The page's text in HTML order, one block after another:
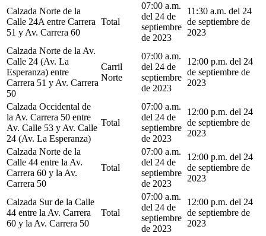
Calzada Norte de la
Calle 24A entre Carrera
51 y Av. Carrera 60
Total
07:00 a.m.
del 24 de
septiembre
de 2023
11:30 a.m. del 24
de septiembre de
2023
Calzada Norte de la Av.
Calle 24 (Av. La
Esperanza) entre
Carrera 51 y Av. Carrera
50
Carril
Norte
07:00 a.m.
del 24 de
septiembre
de 2023
12:00 p.m. del 24
de septiembre de
2023
Calzada Occidental de
la Av. Carrera 50 entre
Av. Calle 53 y Av. Calle
24 (Av. La Esperanza)
Total
07:00 a.m.
del 24 de
septiembre
de 2023
12:00 p.m. del 24
de septiembre de
2023
Calzada Norte de la
Calle 44 entre la Av.
Carrera 60 y la Av.
Carrera 50
Total
07:00 a.m.
del 24 de
septiembre
de 2023
12:00 p.m. del 24
de septiembre de
2023
Calzada Sur de la Calle
44 entre la Av. Carrera
60 y la Av. Carrera 50
Total
07:00 a.m.
del 24 de
septiembre
de 2023
12:00 p.m. del 24
de septiembre de
2023